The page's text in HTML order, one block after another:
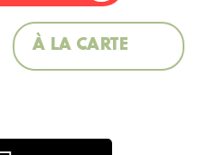
À LA CARTE